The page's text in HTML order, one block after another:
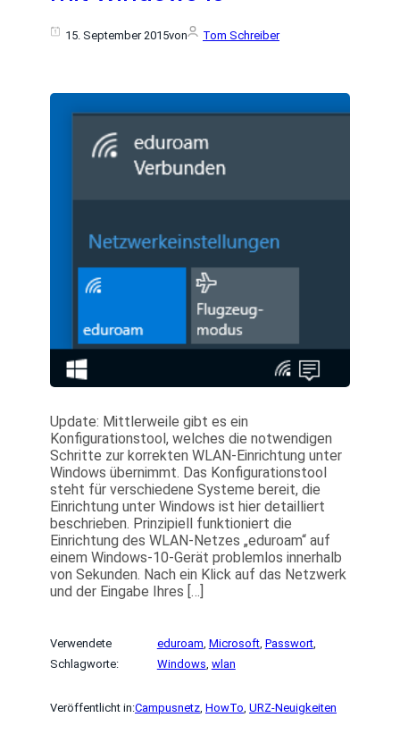
15. September 2015von Tom Schreiber
Update: Mittlerweile gibt es ein
Konfigurationstool, welches die notwendigen
Schritte zur korrekten WLAN-Einrichtung unter
Windows übernimmt. Das Konfigurationstool
steht für verschiedene Systeme bereit, die
Einrichtung unter Windows ist hier detailliert
beschrieben. Prinzipiell funktioniert die
Einrichtung des WLAN-Netzes „eduroam“ auf
einem Windows-10-Gerät problemlos innerhalb
von Sekunden. Nach ein Klick auf das Netzwerk
und der Eingabe Ihres […]
Verwendete
Schlagworte:
eduroam, Microsoft, Passwort
Windows, wlan
Veröffentlicht in:Campusnetz, HowTo, URZ-Neuigkeiten